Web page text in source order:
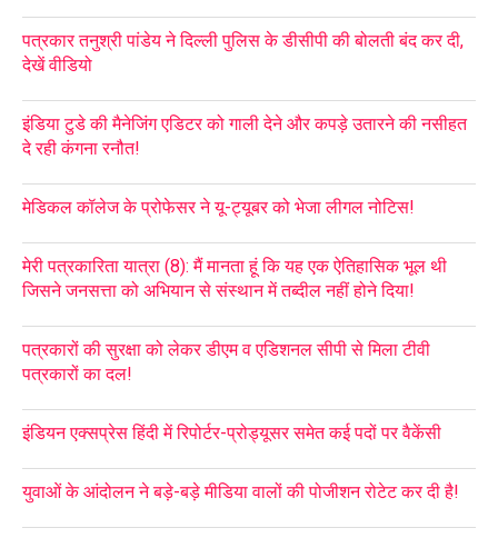
पत्रकार तनुश्री पांडेय ने दिल्ली पुलिस के डीसीपी की बोलती बंद कर दी,
देखें वीडियो
इंडिया टुडे की मैनेजिंग एडिटर को गाली देने और कपड़े उतारने की नसीहत
दे रही कंगना रनौत!
मेडिकल कॉलेज के प्रोफेसर ने यू-ट्यूबर को भेजा लीगल नोटिस!
मेरी पत्रकारिता यात्रा (8): मैं मानता हूं कि यह एक ऐतिहासिक भूल थी
जिसने जनसत्ता को अभियान से संस्थान में तब्दील नहीं होने दिया!
पत्रकारों की सुरक्षा को लेकर डीएम व एडिशनल सीपी से मिला टीवी
पत्रकारों का दल!
इंडियन एक्सप्रेस हिंदी में रिपोर्टर-प्रोड्यूसर समेत कई पदों पर वैकेंसी
युवाओं के आंदोलन ने बड़े-बड़े मीडिया वालों की पोजीशन रोटेट कर दी है!